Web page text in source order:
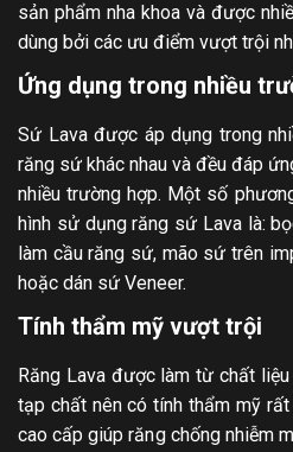
sản phẩm nha khoa và được
dùng bởi các ưu điểm vượt trội
Ứng dụng trong nhiều
Sứ Lava được áp dụng trong
răng sứ khác nhau và đều đáp
nhiều trường hợp. Một số
hình sử dụng răng sứ Lava là:
làm cầu răng sứ, mão sứ trên
hoặc dán sứ Veneer.
Tính thẩm mỹ vượt trội
Răng Lava được làm từ chất
tạp chất nên có tính thẩm mỹ
cao cấp giúp răng chống nhiễm